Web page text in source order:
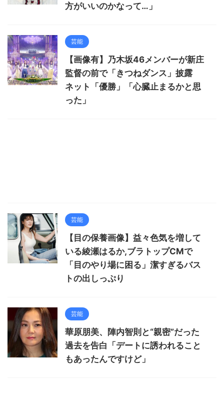
方がいいのかなって…」
芸能
【画像有】乃木坂46メンバーが新庄
監督の前で「きつねダンス」披露
ネット「優勝」「心臓止まるかと思
った」
芸能
【目の保養画像】益々色気を増して
いる綾瀬はるか,ブラトップCMで
「目のやり場に困る」潔すぎるバス
トの出しっぷり
芸能
華原朋美、陣内智則と“親密”だった
過去を告白「デートに誘われること
もあったんですけど」